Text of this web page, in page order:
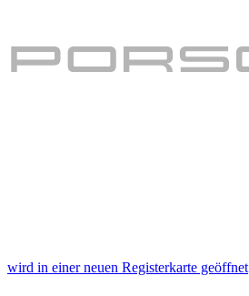
wird in einer neuen Registerkarte geöffnet